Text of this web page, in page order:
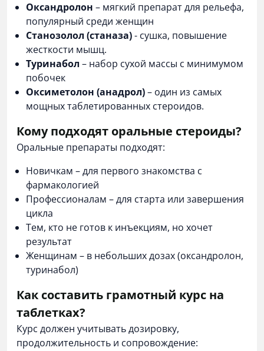
Оксандролон – мягкий препарат для рельефа,
популярный среди женщин
Станозолол (станаза)- сушка, повышение
жесткости мышц.
Туринабол – набор сухой массы с минимумом
побочек
Оксиметолон (анадрол)– один из самых
мощных таблетированных стероидов.
Кому подходят оральные стероиды?
Оральные препараты подходят:
Новичкам – для первого знакомства с
фармакологией
Профессионалам – для старта или завершения
цикла
Тем, кто не готов к инъекциям, но хочет
результат
Женщинам – в небольших дозах (оксандролон,
туринабол)
Как составить грамотный курс на
таблетках?
Курс должен учитывать дозировку,
продолжительность и сопровождение: